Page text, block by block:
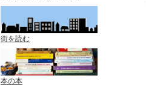
街を読む
本の本